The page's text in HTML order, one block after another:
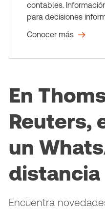
contables.
para decisiones
Conocer más
En
Reuters,
un
distancia
Encuentra